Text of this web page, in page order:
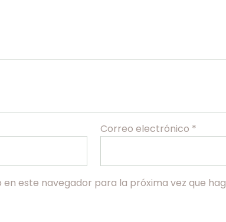
Correo electrónico *
este navegador para la próxima vez que